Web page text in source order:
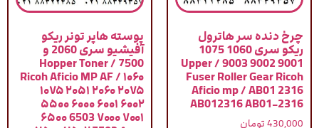
چرخ دنده سر هاترول
ریکو سری 1060 1075
9001 9002 9003 / Upper
Fuser Roller Gear Ricoh
Aficio mp / AB01 2316
AB012316 AB01-2316
430,000 تومان
پوسته هاپر تونر ریکو
آفیشیو سری 2060 و
7500 / Hopper Toner
Ricoh Aficio MP AF / ۱۰۶۰
۱۰۷۵ ۲۰۵۱ ۲۰۶۰ ۲۰۷۵
۵۵۰۰ ۶۰۰۰ ۶۰۰۱ ۶۰۰۲
۶۵۰۰ 6503 ۷۰۰۰ ۷۰۰۱